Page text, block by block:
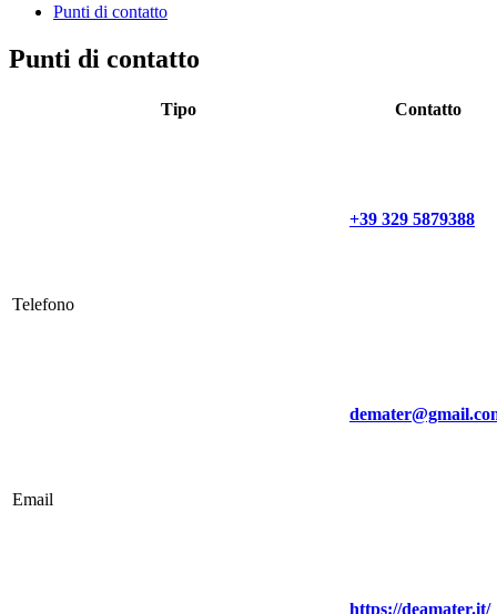
Punti di contatto
Punti di contatto
Tipo Contatto
Telefono
+39 329 5879388
Email
https://deamater.it/